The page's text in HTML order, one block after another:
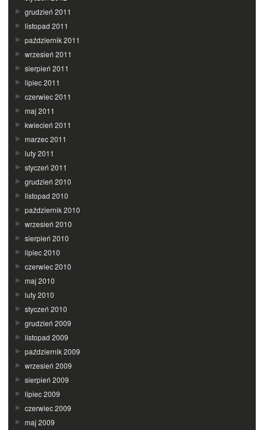
grudzień 2011
listopad 2011
październik 2011
wrzesień 2011
sierpień 2011
lipiec 2011
czerwiec 2011
maj 2011
kwiecień 2011
marzec 2011
luty 2011
styczeń 2011
grudzień 2010
listopad 2010
październik 2010
wrzesień 2010
sierpień 2010
lipiec 2010
czerwiec 2010
maj 2010
luty 2010
styczeń 2010
grudzień 2009
listopad 2009
październik 2009
wrzesień 2009
sierpień 2009
lipiec 2009
czerwiec 2009
maj 2009